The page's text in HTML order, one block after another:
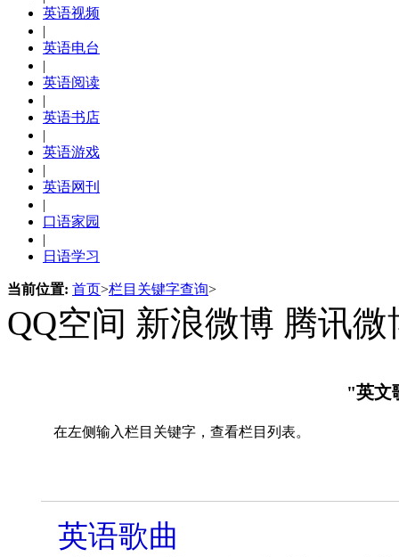
英语视频
|
英语电台
|
英语阅读
|
英语书店
|
英语游戏
|
英语网刊
|
口语家园
|
日语学习
当前位置: 首页>栏目关键字查询>
QQ空间 新浪微博 腾讯微
"英文
在左侧输入栏目关键字，查看栏目列表。
英语歌曲